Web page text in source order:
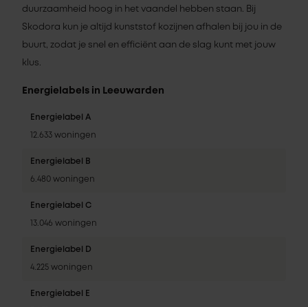
duurzaamheid hoog in het vaandel hebben staan. Bij
Skodora kun je altijd kunststof kozijnen afhalen bij jou in de
buurt, zodat je snel en efficiënt aan de slag kunt met jouw
klus.
Energielabels in Leeuwarden
Energielabel A
12.633 woningen
Energielabel B
6.480 woningen
Energielabel C
13.046 woningen
Energielabel D
4.225 woningen
Energielabel E